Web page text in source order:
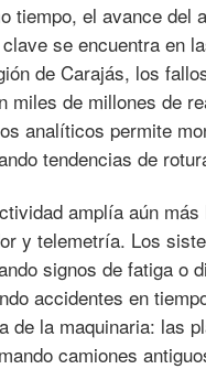
tiempo, el avance del
se encuentra en
de Carajás, los
miles de millones de
analíticos permite
tendencias de
amplía aún
y telemetría. Los
signos de fatiga o
accidentes en
de la maquinaria: las
camiones